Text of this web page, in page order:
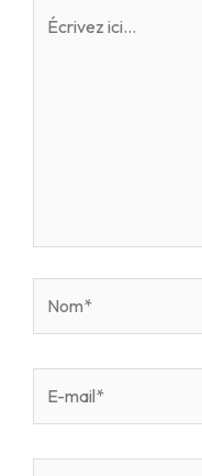
ici…
mail*